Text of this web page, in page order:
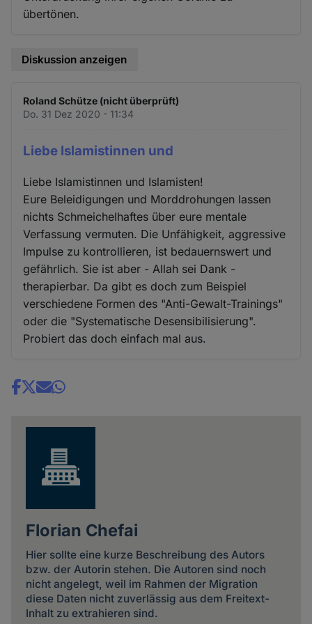
übertönen.
Diskussion anzeigen
Roland Schütze (nicht überprüft)
Do. 31 Dez 2020 - 11:34
Liebe Islamistinnen und
Liebe Islamistinnen und Islamisten!
Eure Beleidigungen und Morddrohungen lassen
nichts Schmeichelhaftes über eure mentale
Verfassung vermuten. Die Unfähigkeit, aggressive
Impulse zu kontrollieren, ist bedauernswert und
gefährlich. Sie ist aber - Allah sei Dank -
therapierbar. Da gibt es doch zum Beispiel
verschiedene Formen des "Anti-Gewalt-Trainings"
oder die "Systematische Desensibilisierung".
Probiert das doch einfach mal aus.
Share
Florian Chefai
Hier sollte eine kurze Beschreibung des Autors
bzw. der Autorin stehen. Die Autoren sind noch
nicht angelegt, weil im Rahmen der Migration
diese Daten nicht zuverlässig aus dem Freitext-
Inhalt zu extrahieren sind.